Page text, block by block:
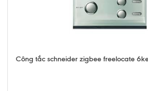
Công tắc schneider zigbee freelocate